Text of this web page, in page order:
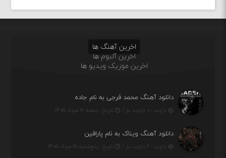
اخرین آهنگ ها
اخرین آلبوم ها
اخرین موزیک ویدیو ها
دانلود آهنگ محمد فرجی به نام جاده
بازدید : ۰ بازدید بار / تاریخ : جمعه ۱۶ مرداد ۱۴۰۵
دانلود آهنگ ویناک به نام پارافین
بازدید : ۲ بازدید بار / تاریخ : پنج‌شنبه ۱۵ مرداد ۱۴۰۵